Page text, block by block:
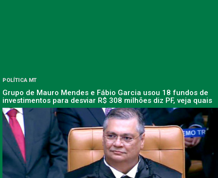
POLÍTICA MT
Grupo de Mauro Mendes e Fábio Garcia usou 18 fundos de
investimentos para desviar R$ 308 milhões diz PF, veja quais